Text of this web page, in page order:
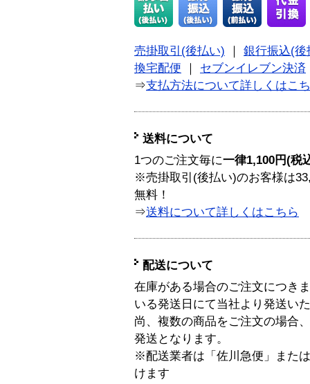
売掛取引(後払い)
銀行振込(後
換宅配便
セブンイレブン決済
⇒支払方法について詳しくはこ
送料について
1つのご注文毎に一律1,100円(税
※売掛取引(後払い)のお客様は
無料！
⇒送料について詳しくはこちら
配送について
在庫がある場合のご注文につき
いる発送日にて当社より発送い
尚、複数の商品をご注文の場合
発送となります。
※配送業者は「佐川急便」また
けます